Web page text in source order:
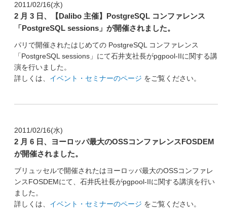
2011/02/16(水)
2 月 3 日、【Dalibo 主催】PostgreSQL コンファレンス
「PostgreSQL sessions」が開催されました。
パリで開催されたはじめての PostgreSQL コンファレンス
「PostgreSQL sessions」にて石井支社長がpgpool-IIに関する講
演を行いました。
詳しくは、 イベント・セミナーのページ をご覧ください。
2011/02/16(水)
2 月 6 日、ヨーロッパ最大のOSSコンファレンスFOSDEM
が開催されました。
ブリュッセルで開催されたはヨーロッパ最大のOSSコンファレ
ンスFOSDEMにて、石井氏社長がpgpool-IIに関する講演を行い
ました。
詳しくは、 イベント・セミナーのページ をご覧ください。